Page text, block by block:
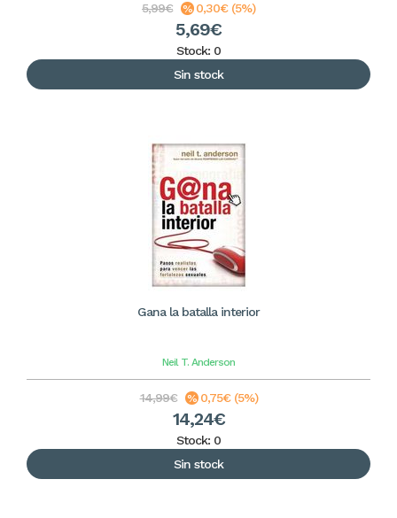
5,99€ 0,30€ (5%)
5,69€
Stock: 0
Sin stock
Gana la batalla interior
Neil T. Anderson
14,99€ 0,75€ (5%)
14,24€
Stock: 0
Sin stock